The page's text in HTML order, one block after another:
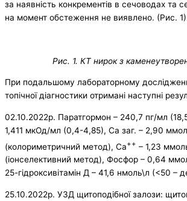
за наявність конкрементів в сечоводах та
на момент обстеження не виявлено. (Рис.
Рис. 1. КТ нирок з
При подальшому лабораторному
топічної діагностики отримані наступні
02.10.2022р. Паратгормон – 240,7 пг/мл
1,411 мкОд/мл (0,4-4,85), Са заг. – 2,90
(колориметричний метод), Са++ – 1,23
(іонселективний метод), Фосфор – 0,64
25-гідроксивітамін Д – 41,6 нмоль\л (<50 –
25.10.2022р. УЗД щитоподібної залози: